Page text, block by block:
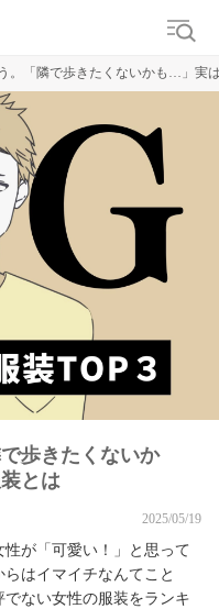
。「隣で歩きたくないかも…」実
歩きたくないか
とは
2025/05/19
が「可愛い！」と思って
はイマイチなんてこと
ない女性の服装をランキ